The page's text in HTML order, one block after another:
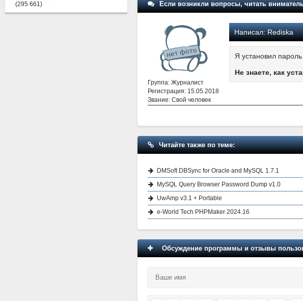
Если возникли вопросы, читать
Группа: Журналист
Регистрация: 15.05.2018
Звание: Свой человек
Написал:Rediska
Я установил
Не знаете, как
Читайте также по теме:
DMSoft DBSync for Oracle and MySQL 1.7.1
MySQL Query Browser Password Dump v1.0
UwAmp v3.1 + Portable
e-World Tech PHPMaker 2024.16
Обсуждение программы и отзывы
(295 661)